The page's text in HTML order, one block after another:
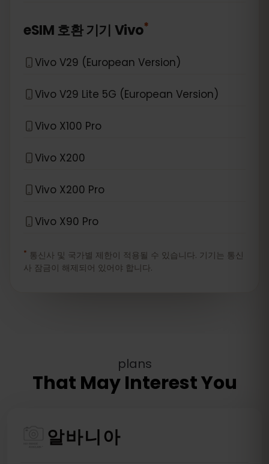
eSIM 호환 기기 Vivo*
Vivo V29 (European Version)
Vivo V29 Lite 5G (European Version)
Vivo X100 Pro
Vivo X200
Vivo X200 Pro
Vivo X90 Pro
* 통신사 및 국가별 제한이 적용될 수 있습니다. 기기는 통신
사 잠금이 해제되어 있어야 합니다.
plans
That May Interest You
알바니아